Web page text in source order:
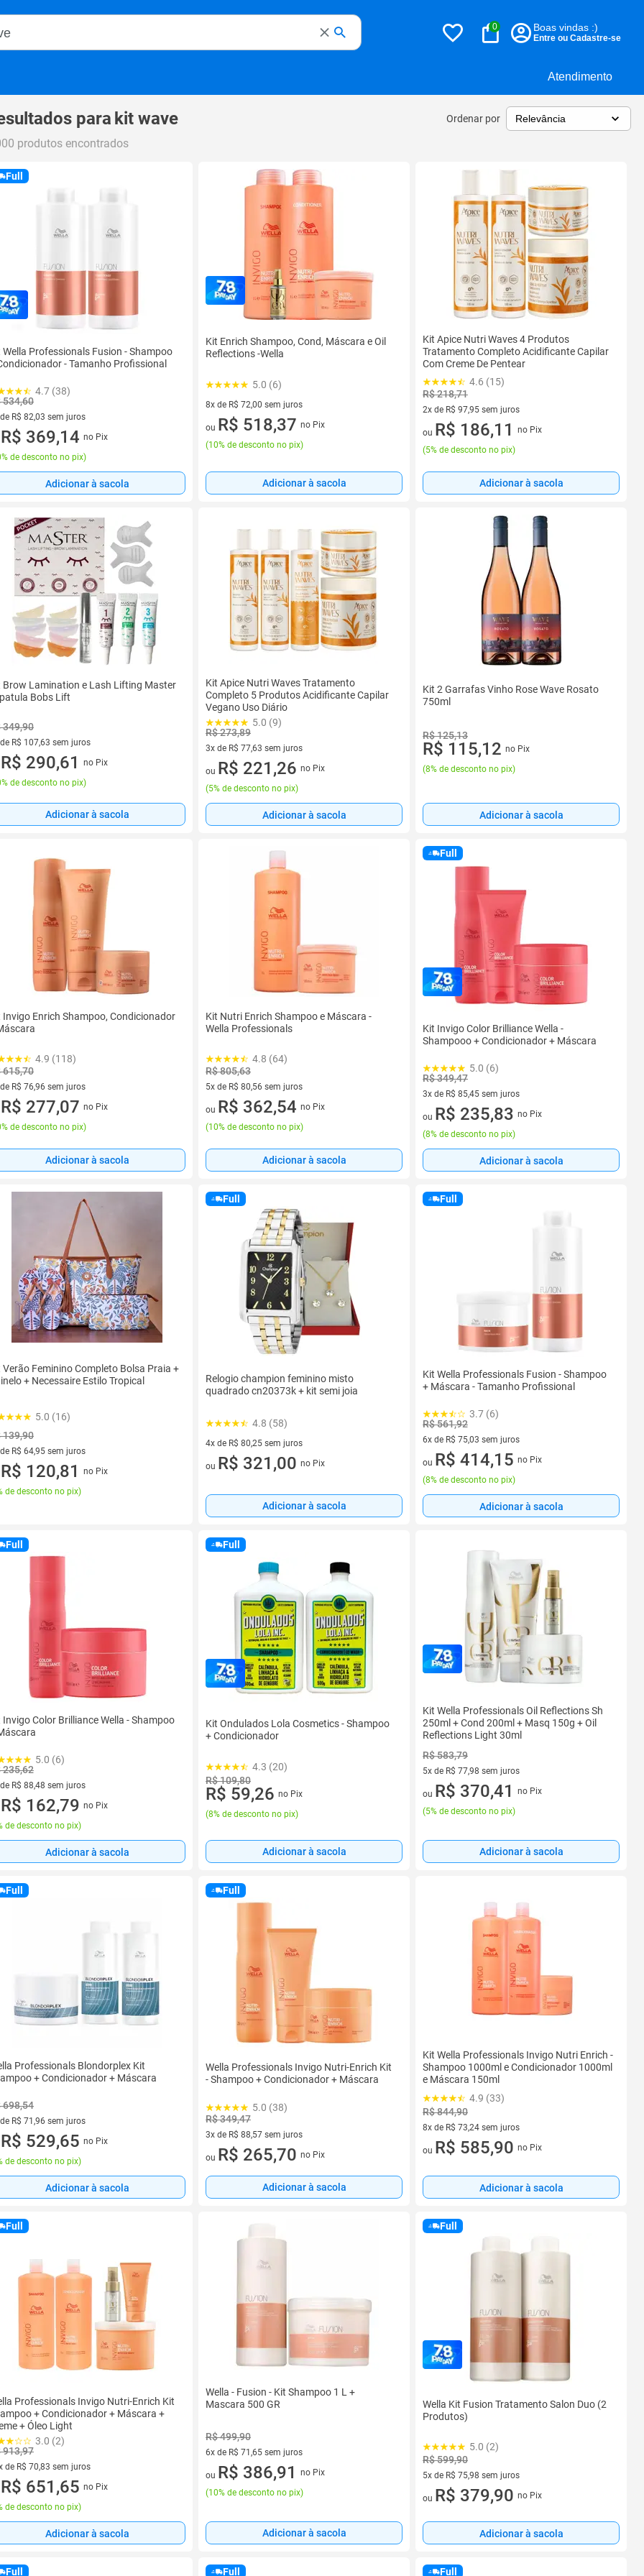
Atendimento
Magalu
0 Boas vindas :)
Entre ou Cadastre-se
para kit wave Ordenar por
produtos encontrados
Full
Wella Professionals Fusion - Shampoo
- Tamanho Profissional
4.7 (38)
534,60
R$ 82,03 sem juros
de R$ 82,03 sem juros
R$ 369,14 no Pix
de desconto no pix)
Adicionar à sacola
Kit Enrich Shampoo, Cond, Máscara e Oil
Reflections -Wella
5.0 (6)
8x de R$ 72,00 sem juros
8 vez de R$ 72,00 sem juros
ou R$ 518,37 no Pix
(10% de desconto no pix)
Adicionar à sacola
Kit Apice Nutri Waves 4 Produtos
Tratamento Completo Acidificante Capilar
Com Creme De Pentear
4.6 (15)
R$ 218,71
2x de R$ 97,95 sem juros
2 vez de R$ 97,95 sem juros
ou R$ 186,11
no Pix
(5% de desconto no pix)
Adicionar à sacola
Brow Lamination e Lash Lifting Master
Bobs Lift
349,90
R$ 107,63 sem juros
de R$ 107,63 sem juros
R$ 290,61
no Pix
de desconto no pix)
Adicionar à sacola
Kit Apice Nutri Waves Tratamento
Completo 5 Produtos Acidificante Capilar
Vegano Uso Diário
5.0 (9)
R$ 273,89
3x de R$ 77,63 sem juros
3 vez de R$ 77,63 sem juros
ou R$ 221,26 no Pix
(5% de desconto no pix)
Adicionar à sacola
Kit 2 Garrafas Vinho Rose Wave Rosato
750ml
R$ 125,13
R$ 115,12 no Pix
(8% de desconto no pix)
Adicionar à sacola
Invigo Enrich Shampoo, Condicionador
4.9 (118)
615,70
R$ 76,96 sem juros
de R$ 76,96 sem juros
R$ 277,07 no Pix
de desconto no pix)
Adicionar à sacola
Kit Nutri Enrich Shampoo e Máscara -
Wella Professionals
4.8 (64)
R$ 805,63
5x de R$ 80,56 sem juros
5 vez de R$ 80,56 sem juros
ou R$ 362,54 no Pix
(10% de desconto no pix)
Adicionar à sacola
Full
Kit Invigo Color Brilliance Wella -
Shampooo + Condicionador + Máscara
5.0 (6)
R$ 349,47
3x de R$ 85,45 sem juros
3 vez de R$ 85,45 sem juros
ou R$ 235,83 no Pix
(8% de desconto no pix)
Adicionar à sacola
Verão Feminino Completo Bolsa Praia +
+ Necessaire Estilo Tropical
5.0 (16)
139,90
R$ 64,95 sem juros
de R$ 64,95 sem juros
R$ 120,81
no Pix
de desconto no pix)
Full
Relogio champion feminino misto
quadrado cn20373k + kit semi joia
4.8 (58)
4x de R$ 80,25 sem juros
4 vez de R$ 80,25 sem juros
ou R$ 321,00 no Pix
Adicionar à sacola
Full
Kit Wella Professionals Fusion - Shampoo
+ Máscara - Tamanho Profissional
3.7 (6)
R$ 561,92
6x de R$ 75,03 sem juros
6 vez de R$ 75,03 sem juros
ou R$ 414,15 no Pix
(8% de desconto no pix)
Adicionar à sacola
Full
Invigo Color Brilliance Wella - Shampoo
5.0 (6)
235,62
R$ 88,48 sem juros
de R$ 88,48 sem juros
R$ 162,79 no Pix
de desconto no pix)
Adicionar à sacola
Full
Kit Ondulados Lola Cosmetics - Shampoo
+ Condicionador
4.3 (20)
R$ 109,80
R$ 59,26 no Pix
(8% de desconto no pix)
Adicionar à sacola
Kit Wella Professionals Oil Reflections Sh
250ml + Cond 200ml + Masq 150g + Oil
Reflections Light 30ml
R$ 583,79
5x de R$ 77,98 sem juros
5 vez de R$ 77,98 sem juros
ou R$ 370,41
no Pix
(5% de desconto no pix)
Adicionar à sacola
Full
Professionals Blondorplex Kit
+ Condicionador + Máscara
698,54
R$ 71,96 sem juros
de R$ 71,96 sem juros
R$ 529,65 no Pix
de desconto no pix)
Adicionar à sacola
Full
Wella Professionals Invigo Nutri-Enrich Kit
- Shampoo + Condicionador + Máscara
5.0 (38)
R$ 349,47
3x de R$ 88,57 sem juros
3 vez de R$ 88,57 sem juros
ou R$ 265,70 no Pix
Adicionar à sacola
Kit Wella Professionals Invigo Nutri Enrich -
Shampoo 1000ml e Condicionador 1000ml
e Máscara 150ml
4.9 (33)
R$ 844,90
8x de R$ 73,24 sem juros
8 vez de R$ 73,24 sem juros
ou R$ 585,90 no Pix
Adicionar à sacola
Full
Professionals Invigo Nutri-Enrich Kit
+ Condicionador + Máscara +
+ Óleo Light
3.0 (2)
913,97
de R$ 70,83 sem juros
vez de R$ 70,83 sem juros
R$ 651,65 no Pix
de desconto no pix)
Adicionar à sacola
Wella - Fusion - Kit Shampoo 1 L +
Mascara 500 GR
R$ 499,90
6x de R$ 71,65 sem juros
6 vez de R$ 71,65 sem juros
ou R$ 386,91
no Pix
(10% de desconto no pix)
Adicionar à sacola
Full
Wella Kit Fusion Tratamento Salon Duo (2
Produtos)
5.0 (2)
R$ 599,90
5x de R$ 75,98 sem juros
5 vez de R$ 75,98 sem juros
ou R$ 379,90 no Pix
Adicionar à sacola
Full Full Full